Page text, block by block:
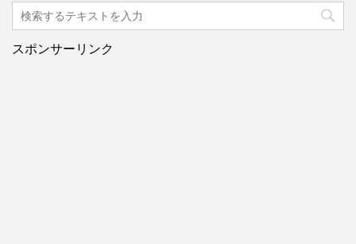
スポンサーリンク